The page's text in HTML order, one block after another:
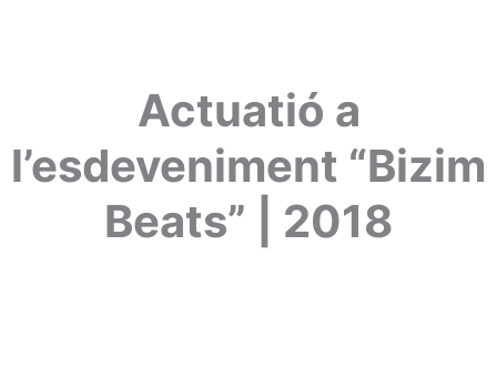
Actuatió a
l’esdeveniment “Bizim
Beats” | 2018